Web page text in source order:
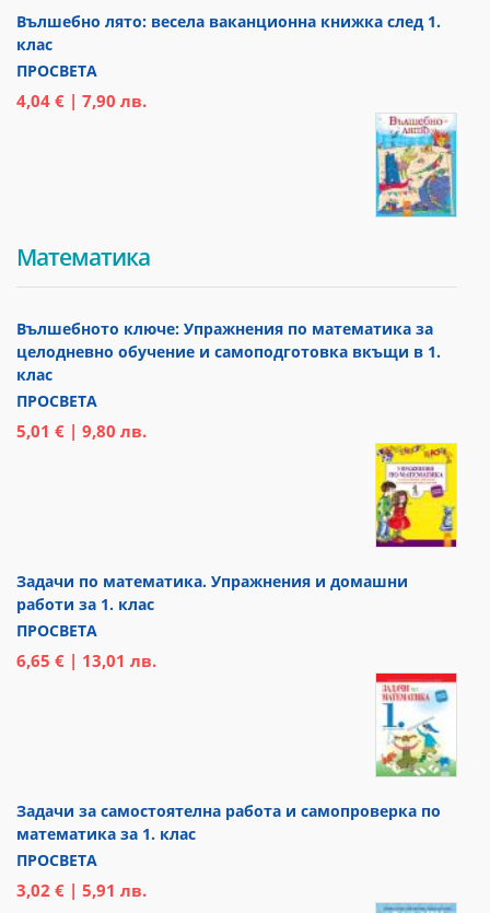
Вълшебно лято: весела ваканционна книжка след 1.
клас
ПРОСВЕТА
4,04 € | 7,90 лв.
Математика
Вълшебното ключе: Упражнения по математика за
целодневно обучение и самоподготовка вкъщи в 1.
клас
ПРОСВЕТА
5,01 € | 9,80 лв.
Задачи по математика. Упражнения и домашни
работи за 1. клас
ПРОСВЕТА
6,65 € | 13,01 лв.
Задачи за самостоятелна работа и самопроверка по
математика за 1. клас
ПРОСВЕТА
3,02 € | 5,91 лв.